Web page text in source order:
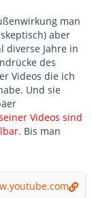
man
aber
diverse Jahre in
des
Videos die ich
Und sie
Videos sind
. Bis man